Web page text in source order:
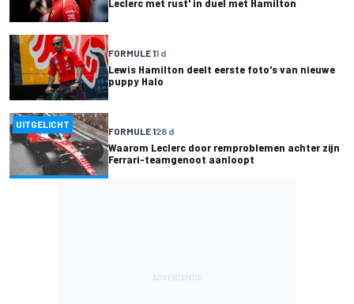
Leclerc met rust' in duel met Hamilton
FORMULE 11 d
Lewis Hamilton deelt eerste foto's van nieuwe
puppy Halo
UITGELICHT
FORMULE 128 d
Waarom Leclerc door remproblemen achter zijn
Ferrari-teamgenoot aanloopt